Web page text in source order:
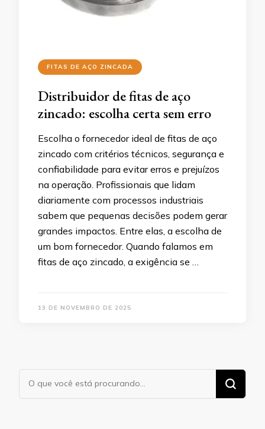
FITAS DE AÇO ZINCADA
Distribuidor de fitas de aço
zincado: escolha certa sem erro
Escolha o fornecedor ideal de fitas de aço
zincado com critérios técnicos, segurança e
confiabilidade para evitar erros e prejuízos
na operação. Profissionais que lidam
diariamente com processos industriais
sabem que pequenas decisões podem gerar
grandes impactos. Entre elas, a escolha de
um bom fornecedor. Quando falamos em
fitas de aço zincado, a exigência se …
13 DE NOVEMBRO DE 2025
Procurando
algo?